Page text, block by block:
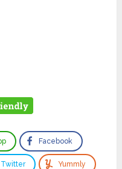
Facebook
Twitter Yummly